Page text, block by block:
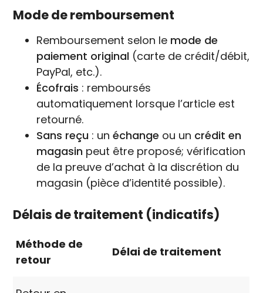
Mode de remboursement
Remboursement selon le mode de
paiement original (carte de crédit/débit,
PayPal, etc.).
Écofrais : remboursés
automatiquement lorsque l’article est
retourné.
Sans reçu : unéchange ou un crédit en
magasin peut être proposé; vérification
de la preuve d’achat à la discrétion du
magasin (pièce d’identité possible).
Délais de traitement (indicatifs)
Méthode de
retour
Délai de traitement